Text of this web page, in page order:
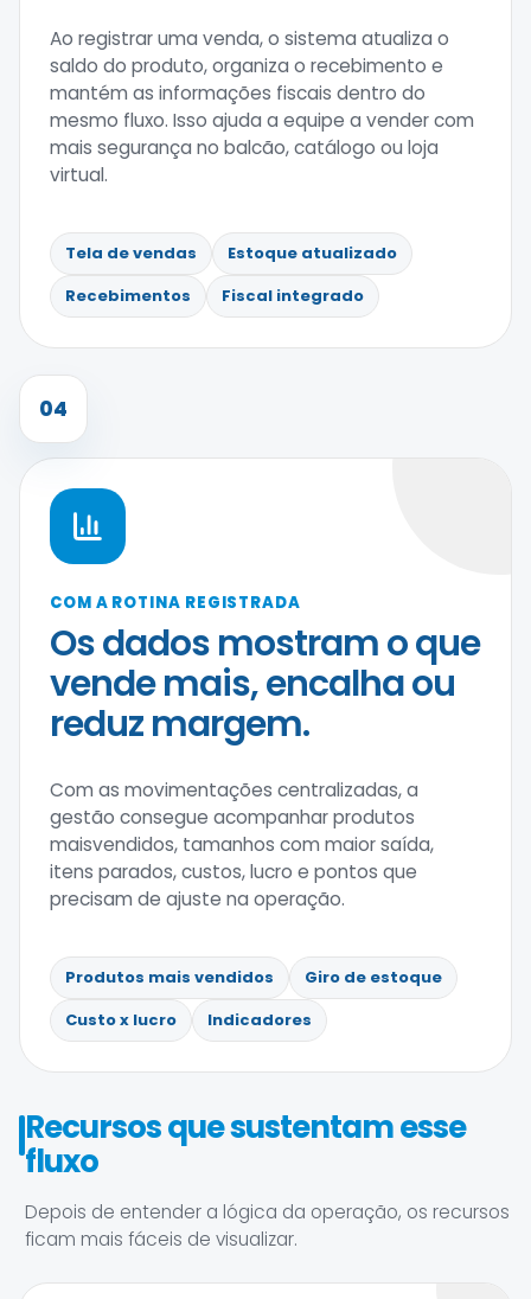
Ao registrar uma venda, o sistema atualiza o
saldo do produto, organiza o recebimento e
mantém as informações fiscais dentro do
mesmo fluxo. Isso ajuda a equipe a vender com
mais segurança no balcão, catálogo ou loja
virtual.
Tela de vendas
Estoque atualizado
Recebimentos
Fiscal integrado
04
COM A ROTINA REGISTRADA
Os dados mostram o que
vende mais, encalha ou
reduz margem.
Com as movimentações centralizadas, a
gestão consegue acompanhar produtos
maisvendidos, tamanhos com maior saída,
itens parados, custos, lucro e pontos que
precisam de ajuste na operação.
Produtos mais vendidos
Giro de estoque
Custo x lucro
Indicadores
Recursos que sustentam esse
fluxo
Depois de entender a lógica da operação, os recursos
ficam mais fáceis de visualizar.